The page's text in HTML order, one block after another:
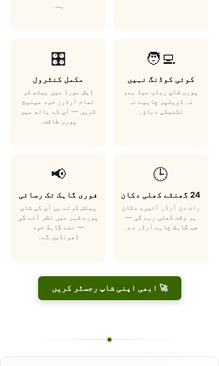
ہے۔
🧑‍💻
کوئی کوڈنگ نہیں
پوری شاپ ریڈی میڈ ہے،
نہ ڈویلپر چاہیے نہ
تکنیکی دباؤ۔
🎛️
مکمل کنٹرول
ڈیش بورڈ میں بیٹھ کر
تمام آرڈرز خود مینیج
کریں — آپ کے ہاتھ میں
پوری طاقت۔
🕒
24 گھنٹے کھلی دکان
رات دن آرڈر آئیں، دکان
ہر وقت کھلی رہے گی —
جب گاہک چاہے آرڈر دے۔
📢
فوری گاہک تک رسائی
پبلش کرتے ہی آپ کی شاپ
پورے شہر میں نظر آئے گی
— نئے گاہک خود
ڈھونڈیں گے۔
🚀 ابھی اپنی شاپ رجسٹر کریں